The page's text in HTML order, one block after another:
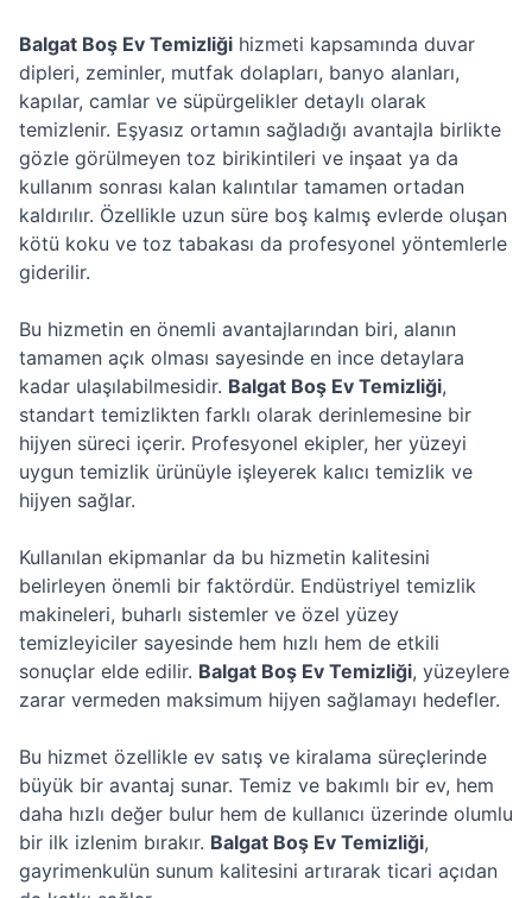
Balgat Boş Ev Temizliği hizmeti kapsamında duvar
dipleri, zeminler, mutfak dolapları, banyo alanları,
kapılar, camlar ve süpürgelikler detaylı olarak
temizlenir. Eşyasız ortamın sağladığı avantajla birlikte
gözle görülmeyen toz birikintileri ve inşaat ya da
kullanım sonrası kalan kalıntılar tamamen ortadan
kaldırılır. Özellikle uzun süre boş kalmış evlerde oluşan
kötü koku ve toz tabakası da profesyonel yöntemlerle
giderilir.
Bu hizmetin en önemli avantajlarından biri, alanın
tamamen açık olması sayesinde en ince detaylara
kadar ulaşılabilmesidir. Balgat Boş Ev Temizliği,
standart temizlikten farklı olarak derinlemesine bir
hijyen süreci içerir. Profesyonel ekipler, her yüzeyi
uygun temizlik ürünüyle işleyerek kalıcı temizlik ve
hijyen sağlar.
Kullanılan ekipmanlar da bu hizmetin kalitesini
belirleyen önemli bir faktördür. Endüstriyel temizlik
makineleri, buharlı sistemler ve özel yüzey
temizleyiciler sayesinde hem hızlı hem de etkili
sonuçlar elde edilir. Balgat Boş Ev Temizliği, yüzeylere
zarar vermeden maksimum hijyen sağlamayı hedefler.
Bu hizmet özellikle ev satış ve kiralama süreçlerinde
büyük bir avantaj sunar. Temiz ve bakımlı bir ev, hem
daha hızlı değer bulur hem de kullanıcı üzerinde olumlu
bir ilk izlenim bırakır. Balgat Boş Ev Temizliği,
gayrimenkulün sunum kalitesini artırarak ticari açıdan